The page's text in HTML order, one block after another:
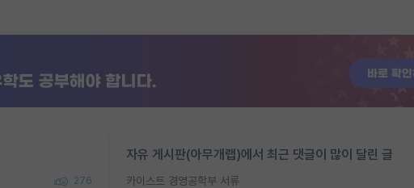
276
자유 게시판(아무개랩)에서 최근 댓글이 많이 달린 글
카이스트 경영공학부 서류